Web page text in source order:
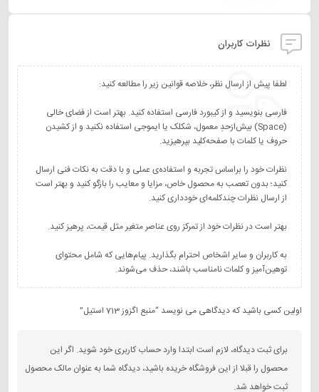
نظرات کاربران
فارسی بنویسید و از کیبورد فارسی استفاده کنید. بهتر است از فضای خالی
(Space) بیش‌از‌حدِ معمول، شکلک یا ایموجی استفاده نکنید و از کشیدن
نظرات خود را براساس تجربه و استفاده‌ی عملی و با دقت به نکات فنی ارسال
کنید؛ بدون تعصب به محصول خاص، مزایا و معایب را بازگو کنید و بهتر است
به کاربران و سایر اشخاص احترام بگذارید. پیام‌هایی که شامل محتوای
توهین‌آمیز و کلمات نامناسب باشند، حذف می‌شوند.
اولین کسی باشید که دیدگاهی می نویسد “منبع اگزوز 713 استیل”
برای ثبت دیدگاه، لازم است ابتدا وارد حساب کاربری خود شوید. اگر این
محصول را قبلا از این فروشگاه خریده باشید، دیدگاه شما به عنوان مالک محصول
ثبت خواهد شد.